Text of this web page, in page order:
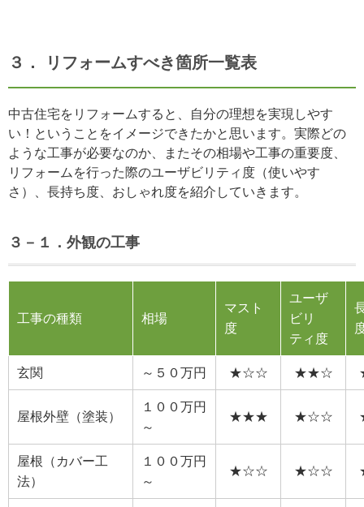
３． リフォームすべき箇所一覧表
中古住宅をリフォームすると、自分の理想を実現しやす
い！ということをイメージできたかと思います。実際どの
ような工事が必要なのか、またその相場や工事の重要度、
リフォームを行った際のユーザビリティ度（使いやす
さ）、長持ち度、おしゃれ度を紹介していきます。
３－１．外観の工事
工事の種類 相場
マスト
度
ユーザ
ビリ
ティ度
玄関 ～５０万円 ★☆☆ ★★☆
屋根外壁（塗装）
１００万円
～
★★★ ★☆☆
屋根（カバー工
法）
１００万円
～
★☆☆ ★☆☆